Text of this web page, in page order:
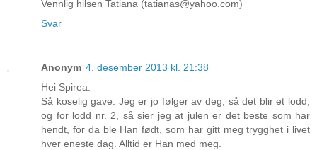
Vennlig hilsen Tatiana (tatianas@yahoo.com)
Svar
Anonym 4. desember 2013 kl. 21:38
Hei Spirea.
Så koselig gave. Jeg er jo følger av deg, så det blir et lodd,
og for lodd nr. 2, så sier jeg at julen er det beste som har
hendt, for da ble Han født, som har gitt meg trygghet i livet
hver eneste dag. Alltid er Han med meg.